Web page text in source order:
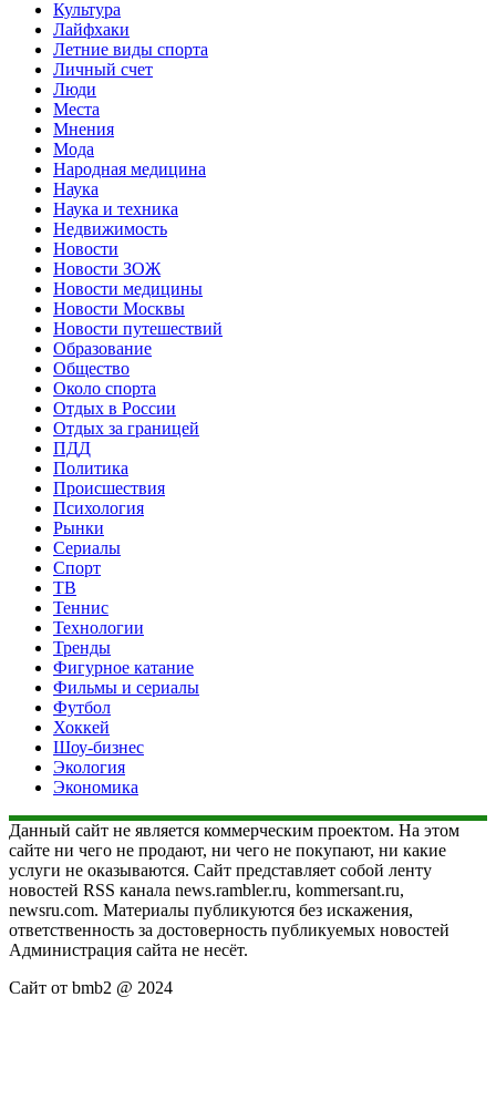
Культура
Лайфхаки
Летние виды спорта
Личный счет
Люди
Места
Мнения
Мода
Народная медицина
Наука
Наука и техника
Недвижимость
Новости
Новости ЗОЖ
Новости медицины
Новости Москвы
Новости путешествий
Образование
Общество
Около спорта
Отдых в России
Отдых за границей
ПДД
Политика
Происшествия
Психология
Рынки
Сериалы
Спорт
ТВ
Теннис
Технологии
Тренды
Фигурное катание
Фильмы и сериалы
Футбол
Хоккей
Шоу-бизнес
Экология
Экономика
Данный сайт не является коммерческим проектом. На этом
сайте ни чего не продают, ни чего не покупают, ни какие
услуги не оказываются. Сайт представляет собой ленту
новостей RSS канала news.rambler.ru, kommersant.ru,
newsru.com. Материалы публикуются без искажения,
ответственность за достоверность публикуемых новостей
Администрация сайта не несёт.
Сайт от bmb2 @ 2024